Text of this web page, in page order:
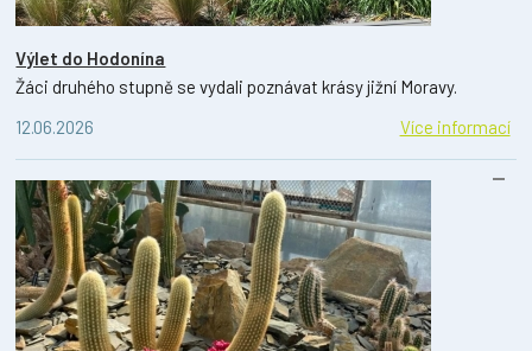
Výlet do Hodonína
Žáci druhého stupně se vydali poznávat krásy jižní Moravy.
12.06.2026
Více informací